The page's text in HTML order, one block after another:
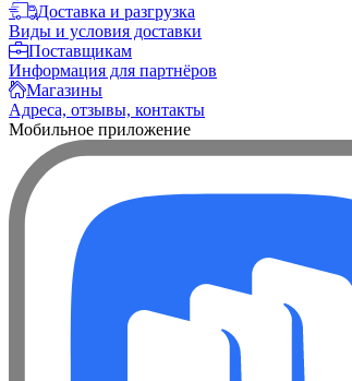
Доставка и разгрузка
Виды и условия доставки
Поставщикам
Информация для партнёров
Магазины
Адреса, отзывы, контакты
Мобильное приложение